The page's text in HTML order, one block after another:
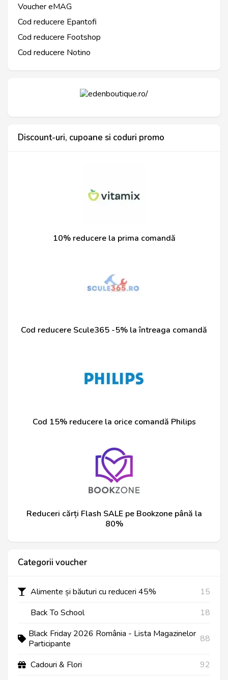
Voucher eMAG
Cod reducere Epantofi
Cod reducere Footshop
Cod reducere Notino
Discount-uri, cupoane si coduri promo
10% reducere la prima comandă
Cod reducere Scule365 -5% la întreaga comandă
Cod 15% reducere la orice comandă Philips
Reduceri cărți Flash SALE pe Bookzone până la
80%
Categorii voucher
Alimente și băuturi cu reduceri 45%
15
Back To School
18
Black Friday 2026 România - Lista Magazinelor
Participante
88
Cadouri & Flori
92